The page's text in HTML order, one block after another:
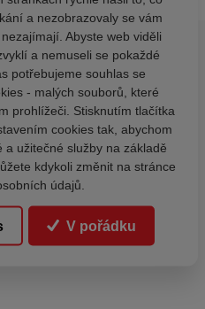
a nezobrazovaly se vám
Abyste web viděli
a nemuseli se pokaždé
potřebujeme souhlas se
- malých souborů, které
prohlížeči. Stisknutím tlačítka
cookies tak, abychom
užitečné služby na základě
kdykoli změnit na stránce
údajů.
V pořádku